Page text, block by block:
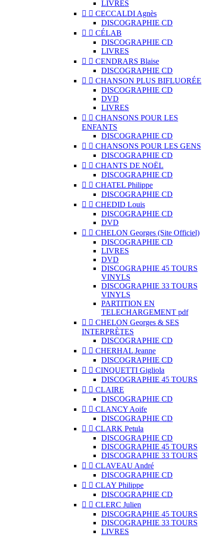
LIVRES
  CECCALDI Agnès
DISCOGRAPHIE CD
  CÉLAB
DISCOGRAPHIE CD
LIVRES
  CENDRARS Blaise
DISCOGRAPHIE CD
  CHANSON PLUS BIFLUORÉE
DISCOGRAPHIE CD
DVD
LIVRES
  CHANSONS POUR LES
ENFANTS
DISCOGRAPHIE CD
  CHANSONS POUR LES GENS
DISCOGRAPHIE CD
  CHANTS DE NOËL
DISCOGRAPHIE CD
  CHATEL Philippe
DISCOGRAPHIE CD
  CHEDID Louis
DISCOGRAPHIE CD
DVD
  CHELON Georges (Site Officiel)
DISCOGRAPHIE CD
LIVRES
DVD
DISCOGRAPHIE 45 TOURS
VINYLS
DISCOGRAPHIE 33 TOURS
VINYLS
PARTITION EN
TELECHARGEMENT pdf
  CHELON Georges & SES
INTERPRÈTES
DISCOGRAPHIE CD
  CHERHAL Jeanne
DISCOGRAPHIE CD
  CINQUETTI Gigliola
DISCOGRAPHIE 45 TOURS
  CLAIRE
DISCOGRAPHIE CD
  CLANCY Aoife
DISCOGRAPHIE CD
  CLARK Petula
DISCOGRAPHIE CD
DISCOGRAPHIE 45 TOURS
DISCOGRAPHIE 33 TOURS
  CLAVEAU André
DISCOGRAPHIE CD
  CLAY Philippe
DISCOGRAPHIE CD
  CLERC Julien
DISCOGRAPHIE 45 TOURS
DISCOGRAPHIE 33 TOURS
LIVRES